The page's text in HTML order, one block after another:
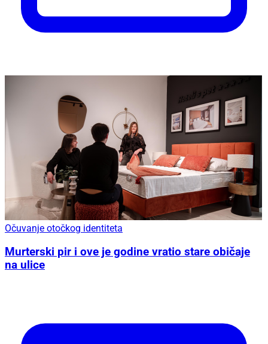
Očuvanje otočkog identiteta
Murterski pir i ove je godine vratio stare običaje
na ulice